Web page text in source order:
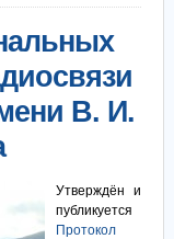
В. И.
Утверждён и
публикуется
Протокол